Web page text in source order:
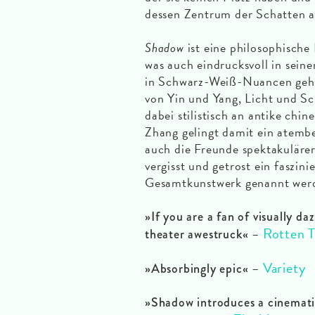
dessen Zentrum der Schatten
Shadow ist eine
was auch eindrucksvoll in
in Schwarz-Weiß-Nuancen
von Yin und Yang, Licht und
dabei stilistisch an antike
Zhang gelingt damit ein
auch die Freunde
vergisst und getrost ein
Gesamtkunstwerk genannt
»If you are a fan of visually
theater awestruck« – Rotten
»Absorbingly epic« – Variety
»Shadow introduces a